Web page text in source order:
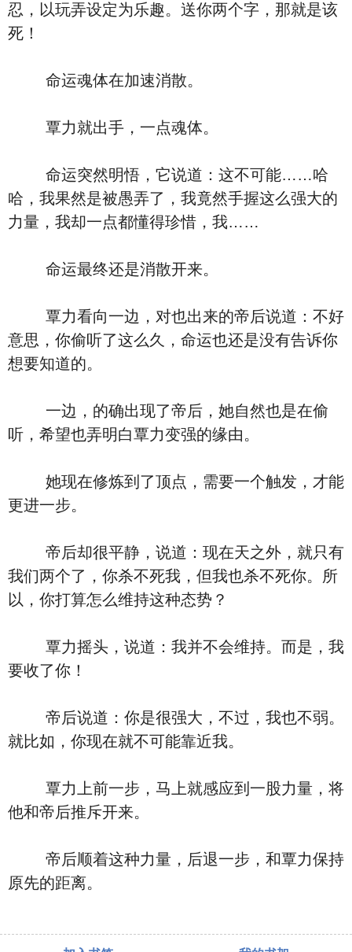
忍，以玩弄设定为乐趣。送你两个字，那就是该
死！
命运魂体在加速消散。
覃力就出手，一点魂体。
命运突然明悟，它说道：这不可能……哈
哈，我果然是被愚弄了，我竟然手握这么强大的
力量，我却一点都懂得珍惜，我……
命运最终还是消散开来。
覃力看向一边，对也出来的帝后说道：不好
意思，你偷听了这么久，命运也还是没有告诉你
想要知道的。
一边，的确出现了帝后，她自然也是在偷
听，希望也弄明白覃力变强的缘由。
她现在修炼到了顶点，需要一个触发，才能
更进一步。
帝后却很平静，说道：现在天之外，就只有
我们两个了，你杀不死我，但我也杀不死你。所
以，你打算怎么维持这种态势？
覃力摇头，说道：我并不会维持。而是，我
要收了你！
帝后说道：你是很强大，不过，我也不弱。
就比如，你现在就不可能靠近我。
覃力上前一步，马上就感应到一股力量，将
他和帝后推斥开来。
帝后顺着这种力量，后退一步，和覃力保持
原先的距离。